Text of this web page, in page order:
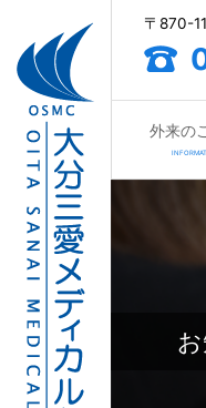
〒870-
外来の